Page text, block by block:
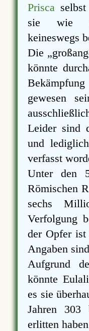
Prisca
sie wie
keineswegs
Die
könnte
gewesen
Leider sind
und
verfasst
Unter den
Römischen
sechs
Verfolgung
der Opfer ist
Angaben
Aufgrund
könnte
es sie
Jahren 303
erlitten